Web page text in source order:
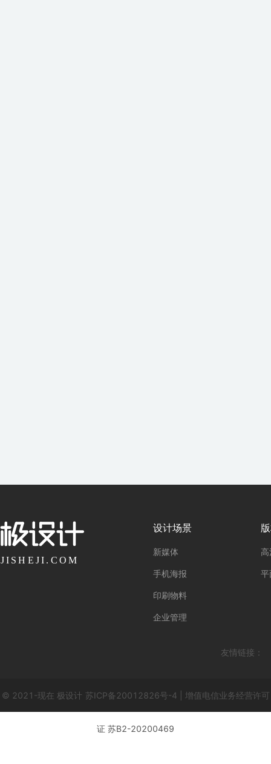
设计场景
新媒体
手机海报
印刷物料
企业管理
平
友情链接：
© 2021-现在 极设计 苏ICP备20012826号-4 | 增值电信业务经营许可
证 苏B2-20200469